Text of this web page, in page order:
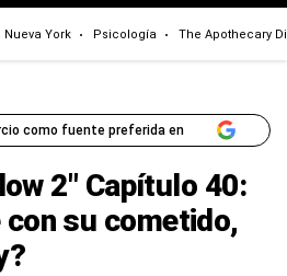
Nueva York Psicología The Apothecary
como fuente preferida en
2″ Capítulo 40:
su cometido,